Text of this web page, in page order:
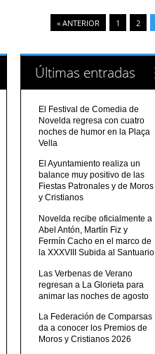
« ANTERIOR 1 2
Últimas entradas
El Festival de Comedia de
Novelda regresa con cuatro
noches de humor en la Plaça
Vella
El Ayuntamiento realiza un
balance muy positivo de las
Fiestas Patronales y de Moros
y Cristianos
Novelda recibe oficialmente a
Abel Antón, Martín Fiz y
Fermín Cacho en el marco de
la XXXVIII Subida al Santuario
Las Verbenas de Verano
regresan a La Glorieta para
animar las noches de agosto
La Federación de Comparsas
da a conocer los Premios de
Moros y Cristianos 2026